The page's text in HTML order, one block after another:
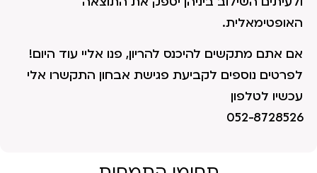
האופטימאלית.
אם אתם מתקשים להיכנס להריון, פנו אליי עוד היום!
לפרטים נוספים לקביעת פגישת אבחון התקשרו אלי
עכשיו לטלפון
052-8728526